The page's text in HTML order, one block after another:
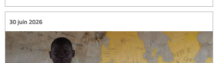
30 juin 2026